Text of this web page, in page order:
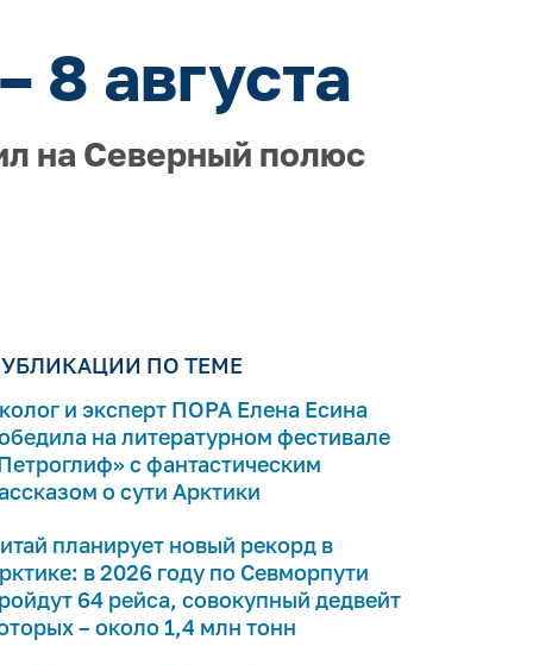
8 августа
на Северный полюс
ПО ТЕМЕ
и эксперт ПОРА Елена Есина
на литературном фестивале
с фантастическим
о сути Арктики
планирует новый рекорд в
в 2026 году по Севморпути
64 рейса, совокупный дедвейт
– около 1,4 млн тонн